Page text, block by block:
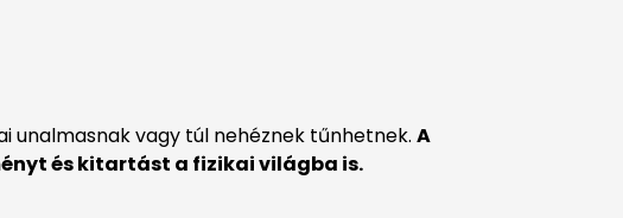
unalmasnak vagy túl nehéznek tűnhetnek. A
és kitartást a fizikai világba is.